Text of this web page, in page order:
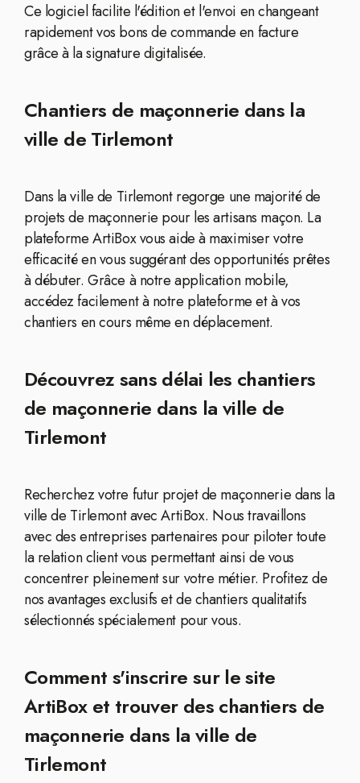
Ce logiciel facilite l'édition et l'envoi en changeant
rapidement vos bons de commande en facture
grâce à la signature digitalisée.
Chantiers de maçonnerie dans la
ville de Tirlemont
Dans la ville de Tirlemont regorge une majorité de
projets de maçonnerie pour les artisans maçon. La
plateforme ArtiBox vous aide à maximiser votre
efficacité en vous suggérant des opportunités prêtes
à débuter. Grâce à notre application mobile,
accédez facilement à notre plateforme et à vos
chantiers en cours même en déplacement.
Découvrez sans délai les chantiers
de maçonnerie dans la ville de
Tirlemont
Recherchez votre futur projet de maçonnerie dans la
ville de Tirlemont avec ArtiBox. Nous travaillons
avec des entreprises partenaires pour piloter toute
la relation client vous permettant ainsi de vous
concentrer pleinement sur votre métier. Profitez de
nos avantages exclusifs et de chantiers qualitatifs
sélectionnés spécialement pour vous.
Comment s'inscrire sur le site
ArtiBox et trouver des chantiers de
maçonnerie dans la ville de
Tirlemont